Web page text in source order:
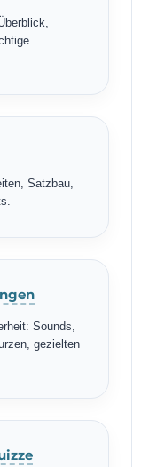
Satzbau,
Sounds,
gezielten